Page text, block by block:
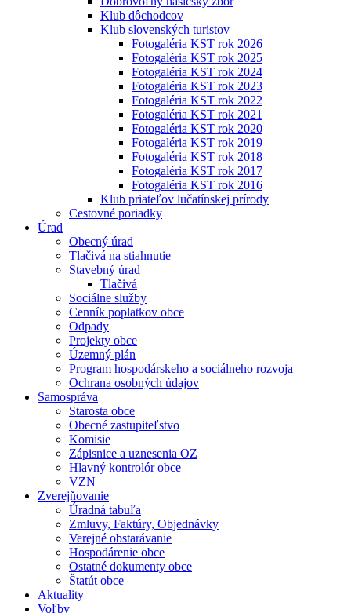
Klub dôchodcov
Klub slovenských turistov
Fotogaléria KST rok 2026
Fotogaléria KST rok 2025
Fotogaléria KST rok 2024
Fotogaléria KST rok 2023
Fotogaléria KST rok 2022
Fotogaléria KST rok 2021
Fotogaléria KST rok 2020
Fotogaléria KST rok 2019
Fotogaléria KST rok 2018
Fotogaléria KST rok 2017
Fotogaléria KST rok 2016
Klub priateľov lučatínskej prírody
Cestovné poriadky
Úrad
Obecný úrad
Tlačivá na stiahnutie
Stavebný úrad
Tlačivá
Sociálne služby
Cenník poplatkov obce
Odpady
Projekty obce
Územný plán
Program hospodárskeho a sociálneho rozvoja
Ochrana osobných údajov
Samospráva
Starosta obce
Obecné zastupiteľstvo
Komisie
Zápisnice a uznesenia OZ
Hlavný kontrolór obce
VZN
Zverejňovanie
Úradná tabuľa
Zmluvy, Faktúry, Objednávky
Verejné obstarávanie
Hospodárenie obce
Ostatné dokumenty obce
Štatút obce
Aktuality
Voľby